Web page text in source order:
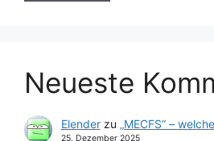
Neueste
Elenderzu „MECFS“ –
25. Dezember 2025